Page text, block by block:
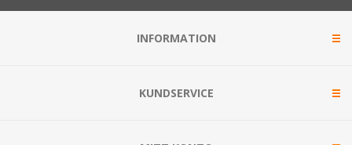
INFORMATION
KUNDSERVICE